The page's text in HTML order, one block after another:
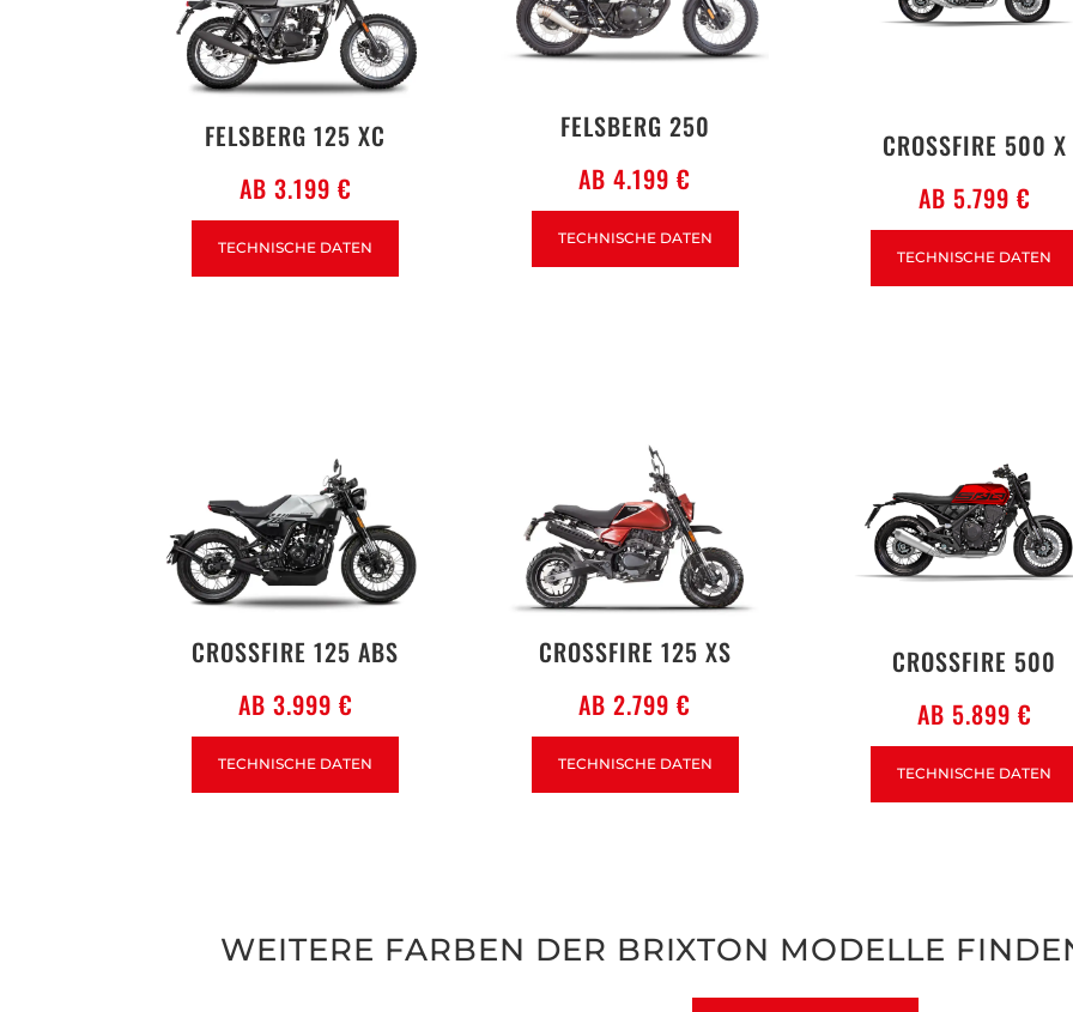
FELSBERG 125 XC
AB 3.199 €
TECHNISCHE DATEN
FELSBERG 250
AB 4.199 €
TECHNISCHE DATEN
CROSSFIRE 500 X
AB 5.799 €
TECHNISCHE DATEN
CROSSFIRE 125 ABS
AB 3.999 €
TECHNISCHE DATEN
CROSSFIRE 125 XS
AB 2.799 €
TECHNISCHE DATEN
CROSSFIRE 500
AB 5.899 €
TECHNISCHE DATEN
WEITERE FARBEN DER BRIXTON MODELLE